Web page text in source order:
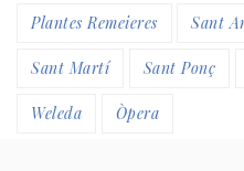
Plantes Remeieres Sant
Sant Martí Sant Ponç
Weleda Òpera